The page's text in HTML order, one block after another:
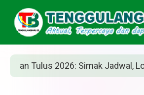
Tulus 2026: Simak Jadwal,